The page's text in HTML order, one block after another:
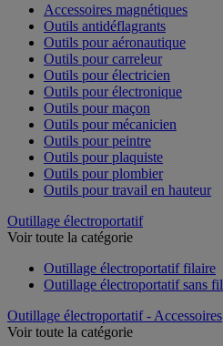
Accessoires magnétiques
Outils antidéflagrants
Outils pour aéronautique
Outils pour carreleur
Outils pour électricien
Outils pour électronique
Outils pour maçon
Outils pour mécanicien
Outils pour peintre
Outils pour plaquiste
Outils pour plombier
Outils pour travail en hauteur
Outillage électroportatif
Voir toute la catégorie
Outillage électroportatif filaire
Outillage électroportatif sans fil
Outillage électroportatif - Accessoires
Voir toute la catégorie